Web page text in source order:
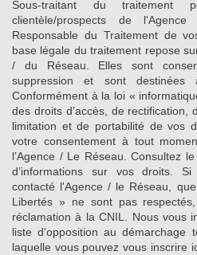
Sous-traitant du
clientèle/prospects de
Responsable du Traitement de
base légale du traitement repose
/ du Réseau. Elles sont
suppression et sont
Conformément à la loi «
des droits d’accès, de rectification,
limitation et de portabilité de vos
votre consentement à tout
l’Agence / Le Réseau. Consultez le
d’informations sur vos droits.
contacté l'Agence / le Réseau,
Libertés » ne sont pas
réclamation à la CNIL. Nous vous
liste d'opposition au démarchage
laquelle vous pouvez vous inscrire